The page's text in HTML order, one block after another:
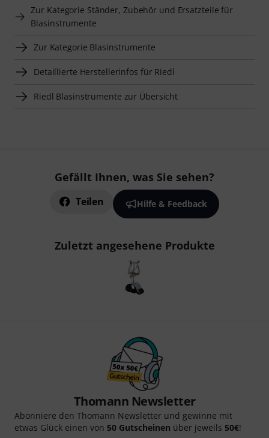
Zur Kategorie Ständer, Zubehör und Ersatzteile für
Blasinstrumente
Zur Kategorie Blasinstrumente
Detaillierte Herstellerinfos für Riedl
Riedl Blasinstrumente zur Übersicht
Gefällt Ihnen, was Sie sehen?
Teilen Hilfe & Feedback
Zuletzt angesehene Produkte
Thomann Newsletter
Abonniere den Thomann Newsletter und gewinne mit
etwas Glück einen von 50 Gutscheinen über jeweils 50€!